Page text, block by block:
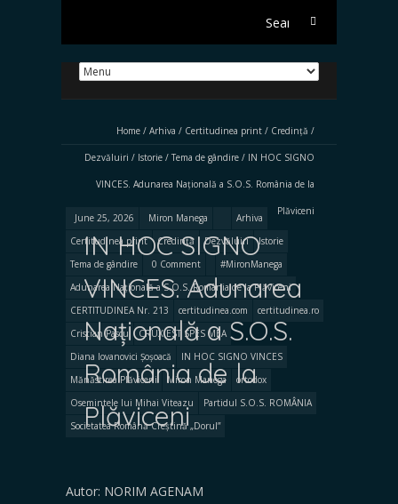
Search
Home / Arhiva / Certitudinea print / Credință /
Dezvăluiri / Istorie / Tema de gândire / IN HOC SIGNO
VINCES. Adunarea Națională a S.O.S. România de la
Plăviceni
IN HOC SIGNO
VINCES. Adunarea
Națională a S.O.S.
România de la
Plăviceni
June 25, 2026 Miron Manega
Arhiva
Certitudinea print
Credință Dezvăluiri
Istorie
Tema de gândire
0 Comment
#MironManega
Adunarea Națională a S.O.S. România de la Plăviceni
CERTITUDINEA Nr. 213
certitudinea.com
certitudinea.ro
Cristian Pascu
CRUX EST SPES MEA
Diana Iovanovici Șoșoacă
IN HOC SIGNO VINCES
Mănăstirea Plăviceni
Miron Manega
ortodox
Osemintele lui Mihai Viteazu
Partidul S.O.S. ROMÂNIA
Societatea Română Creștină „Dorul”
Autor: NORIM AGENAM